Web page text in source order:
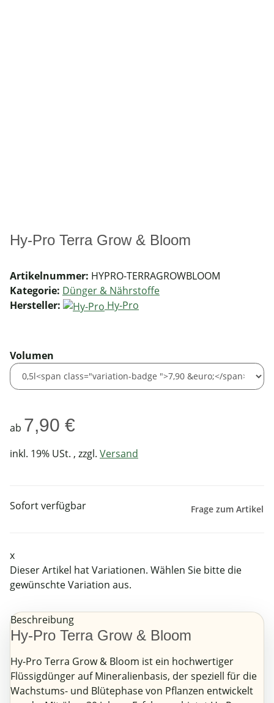
Hy-Pro Terra Grow & Bloom
Artikelnummer: HYPRO-TERRAGROWBLOOM
Kategorie: Dünger & Nährstoffe
Hersteller:
Hy-Pro
Volumen
ab 7,90 €
inkl. 19% USt. , zzgl. Versand
Sofort verfügbar Frage zum Artikel
x
Dieser Artikel hat Variationen. Wählen Sie bitte die
gewünschte Variation aus.
Beschreibung
Hy-Pro Terra Grow & Bloom
Hy-Pro Terra Grow & Bloom ist ein hochwertiger
Flüssigdünger auf Mineralienbasis, der speziell für die
Wachstums- und Blütephase von Pflanzen entwickelt